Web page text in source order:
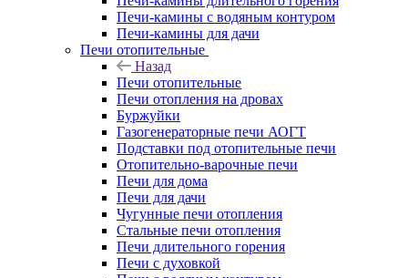
Печи-камины с водяным контуром
Печи-камины для дачи
Печи отопительные
Назад
Печи отопительные
Печи отопления на дровах
Буржуйки
Газогенераторные печи АОГТ
Подставки под отопительные печи
Отопительно-варочные печи
Печи для дома
Печи для дачи
Чугунные печи отопления
Стальные печи отопления
Печи длительного горения
Печи с духовкой